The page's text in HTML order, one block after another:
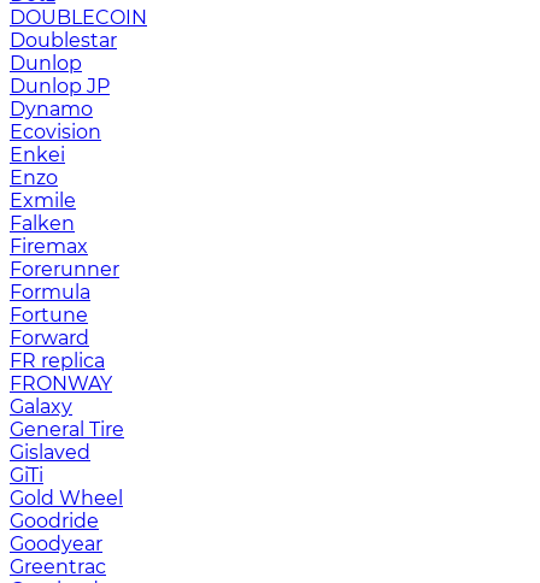
DOUBLECOIN
Doublestar
Dunlop
Dunlop JP
Dynamo
Ecovision
Enkei
Enzo
Exmile
Falken
Firemax
Forerunner
Formula
Fortune
Forward
FR replica
FRONWAY
Galaxy
General Tire
Gislaved
GiTi
Gold Wheel
Goodride
Goodyear
Greentrac